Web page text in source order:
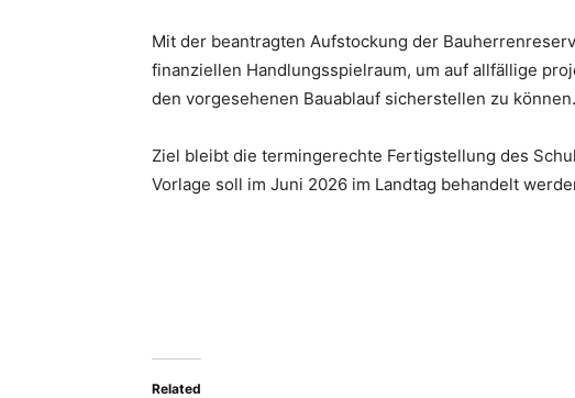
Mit der beantragten Aufstockung der
finanziellen Handlungsspielraum, um auf allfällige
den vorgesehenen Bauablauf sicherstellen zu können.
Ziel bleibt die termingerechte Fertigstellung des
Vorlage soll im Juni 2026 im Landtag behandelt
Related